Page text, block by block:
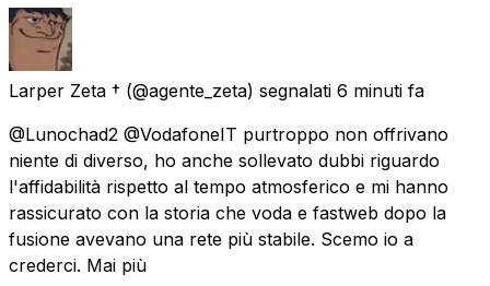
Larper Zeta † (@agente_zeta) segnalati 6 minuti fa
@Lunochad2 @VodafoneIT purtroppo non offrivano
niente di diverso, ho anche sollevato dubbi riguardo
l'affidabilità rispetto al tempo atmosferico e mi hanno
rassicurato con la storia che voda e fastweb dopo la
fusione avevano una rete più stabile. Scemo io a
crederci. Mai più